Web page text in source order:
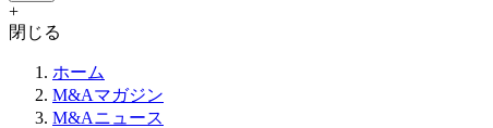
+
閉じる
ホーム
M&Aマガジン
M&Aニュース